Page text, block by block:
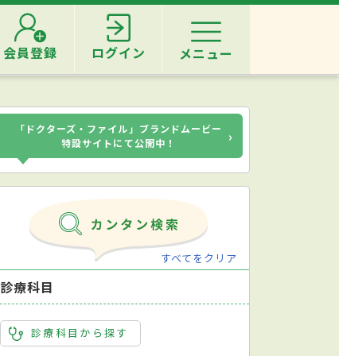
会員登録 ログイン メニュー
「ドクターズ・ファイル」ブランドムービー
特設サイトにて公開中！
›
すべてをクリア
診療科目
診療科目から探す